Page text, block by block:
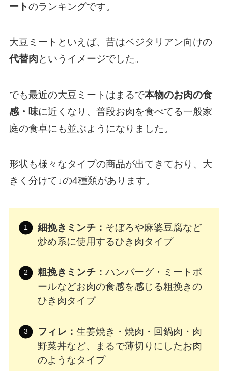
ートのランキングです。
大豆ミートといえば、昔はベジタリアン向けの
代替肉というイメージでした。
でも最近の大豆ミートはまるで本物のお肉の食
感・味に近くなり、普段お肉を食べてる一般家
庭の食卓にも並ぶようになりました。
形状も様々なタイプの商品が出てきており、大
きく分けて↓の4種類があります。
細挽きミンチ： そぼろや麻婆豆腐など
炒め系に使用するひき肉タイプ
粗挽きミンチ：ハンバーグ・ミートボ
ールなどお肉の食感を感じる粗挽きの
ひき肉タイプ
フィレ：生姜焼き・焼肉・回鍋肉・肉
野菜丼など、まるで薄切りにしたお肉
のようなタイプ